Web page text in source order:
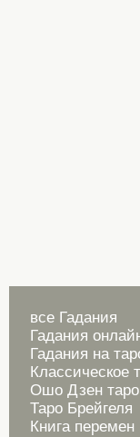
все Гадания
Гадания
Гадания на
Классическое
Ошо Дзен таро
Таро Брейгеля
Книга перемен